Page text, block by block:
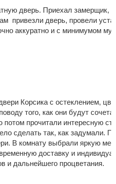
дверь. Приехал замерщик,
привезли дверь, провели
аккуратно и с минимумом
Корсика с остеклением,
того, как они будут
прочитали интересную
сделать так, как задумали.
В комнату выбрали яркую
доставку и
и дальнейшего процветания.